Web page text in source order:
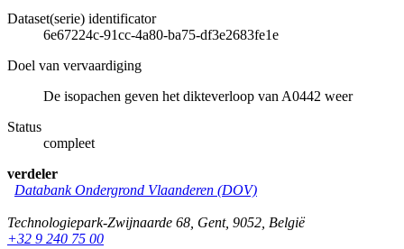
Dataset(serie) identificator
6e67224c-91cc-4a80-ba75-df3e2683fe1e
Doel van vervaardiging
De isopachen geven het dikteverloop van A0442 weer
Status
compleet
verdeler
Databank Ondergrond Vlaanderen (DOV)
Technologiepark-Zwijnaarde 68 Gent, 9052 België
+32 9 240 75 00